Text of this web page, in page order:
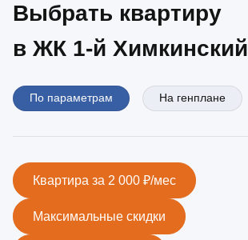
Выбрать квартиру
в ЖК 1‑й Химкинский
По параметрам На генплане
Квартира за 2 000 ₽/мес
Максимальные скидки